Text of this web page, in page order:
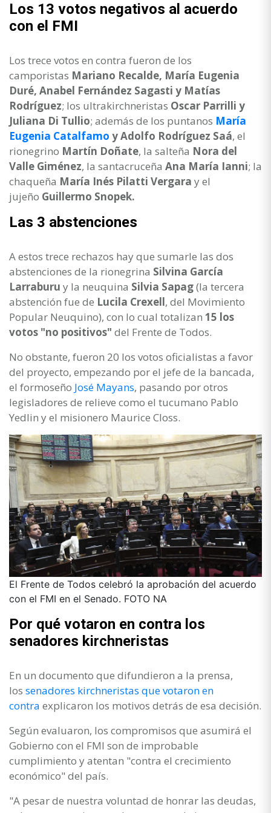
Los 13 votos negativos al acuerdo
con el FMI
Los trece votos en contra fueron de los
camporistas Mariano Recalde, María Eugenia
Duré, Anabel Fernández Sagasti y Matías
Rodríguez; los ultrakirchneristas Oscar Parrilli y
Juliana Di Tullio; además de los puntanos María
Eugenia Catalfamo y Adolfo Rodríguez Saá, el
rionegrino Martín Doñate, la salteña Nora del
Valle Giménez, la santacruceña Ana María Ianni; la
chaqueña María Inés Pilatti Vergara y el
jujeño Guillermo Snopek.
Las 3 abstenciones
A estos trece rechazos hay que sumarle las dos
abstenciones de la rionegrina Silvina García
Larraburu y la neuquina Silvia Sapag(la tercera
abstención fue de Lucila Crexell, del Movimiento
Popular Neuquino), con lo cual totalizan 15 los
votos "no positivos" del Frente de Todos.
No obstante, fueron 20 los votos oficialistas a favor
del proyecto, empezando por el jefe de la bancada,
el formoseño José Mayans, pasando por otros
legisladores de relieve como el tucumano Pablo
Yedlin y el misionero Maurice Closs.
El Frente de Todos celebró la aprobación del acuerdo
con el FMI en el Senado. FOTO NA
Por qué votaron en contra los
senadores kirchneristas
En un documento que difundieron a la prensa,
los senadores kirchneristas que votaron en
contra explicaron los motivos detrás de esa decisión.
Según evaluaron, los compromisos que asumirá el
Gobierno con el FMI son de improbable
cumplimiento y atentan "contra el crecimiento
económico" del país.
"A pesar de nuestra voluntad de honrar las deudas,